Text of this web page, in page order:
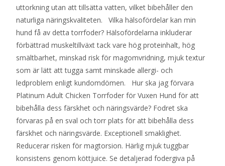
uttorkning utan att tillsätta vatten, vilket bibehåller den
naturliga näringskvaliteten. Vilka hälsofördelar kan min
hund få av detta torrfoder? Hälsofördelarna inkluderar
förbättrad muskeltillväxt tack vare hög proteinhalt, hög
smältbarhet, minskad risk för magomvridning, mjuk textur
som är lätt att tugga samt minskade allergi- och
ledproblem enligt kundomdömen. Hur ska jag förvara
Platinum Adult Chicken Torrfoder för Vuxen Hund för att
bibehålla dess färskhet och näringsvärde? Fodret ska
förvaras på en sval och torr plats för att bibehålla dess
färskhet och näringsvärde. Exceptionell smaklighet.
Reducerar risken för magtorsion. Härlig mjuk tuggbar
konsistens genom köttjuice. Se detaljerad fodergiva på